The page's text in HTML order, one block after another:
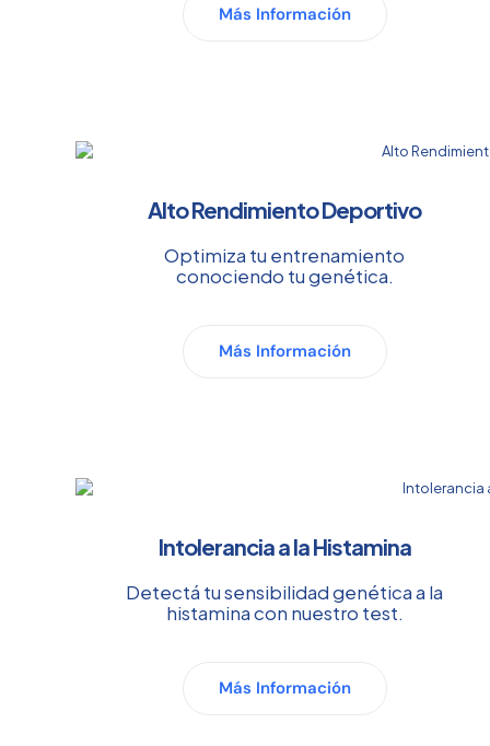
Más Información
Alto Rendimiento Deportivo
Optimiza tu entrenamiento
conociendo tu genética.
Más Información
Intolerancia a la Histamina
Detectá tu sensibilidad genética a la
histamina con nuestro test.
Más Información